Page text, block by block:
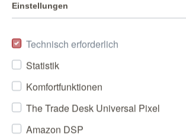
Einstellungen
Technisch erforderlich
Statistik
Komfortfunktionen
The Trade Desk Universal Pixel
Amazon DSP